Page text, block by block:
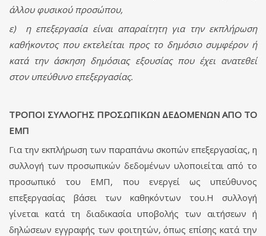
άλλου φυσικού προσώπου,
ε) η επεξεργασία είναι απαραίτητη για την εκπλήρωση
καθήκοντος που εκτελείται προς το δημόσιο συμφέρον ή
κατά την άσκηση δημόσιας εξουσίας που έχει ανατεθεί
στον υπεύθυνο επεξεργασίας.
ΤΡΟΠΟΙ ΣΥΛΛΟΓΗΣ ΠΡΟΣΩΠΙΚΩΝ ΔΕΔΟΜΕΝΩΝ ΑΠΟ ΤΟ
ΕΜΠ
Για την εκπλήρωση των παραπάνω σκοπών επεξεργασίας, η
συλλογή των προσωπικών δεδομένων υλοποιείται από το
προσωπικό του ΕΜΠ, που ενεργεί ως υπεύθυνος
επεξεργασίας βάσει των καθηκόντων του.Η συλλογή
γίνεται κατά τη διαδικασία υποβολής των αιτήσεων ή
δηλώσεων εγγραφής των φοιτητών, όπως επίσης κατά την